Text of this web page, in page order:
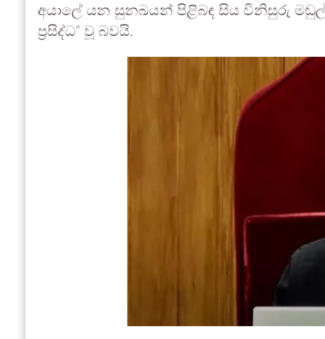
අයාලේ යන සුනඛයන් පිළිබඳ සිය විනිසුරු
ප්‍රසිද්ධ” වූ බවයි.